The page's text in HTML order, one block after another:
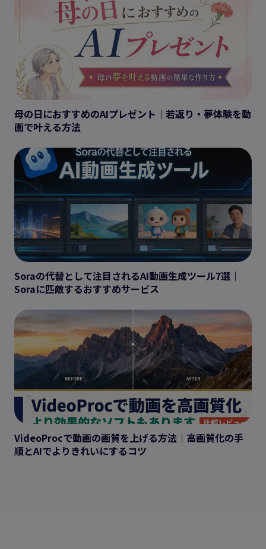
母の日におすすめのAIプレゼント｜若返り・夢体験を動
画で叶える方法
Soraの代替として注目されるAI動画生成ツール7選｜
Soraに匹敵するおすすめサービス
VideoProcで動画の画質を上げる方法｜高画質化の手
順とAIでよりきれいにするコツ